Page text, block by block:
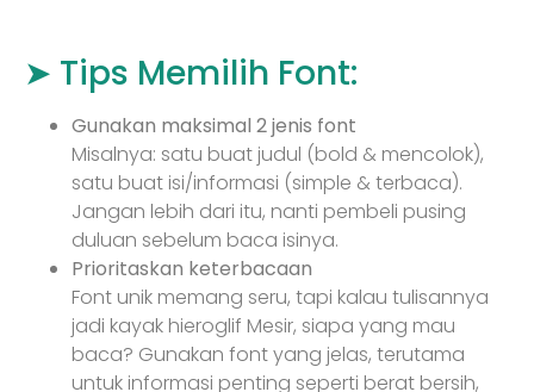
➤ Tips Memilih Font:
Gunakan maksimal 2 jenis font
Misalnya: satu buat judul (bold & mencolok),
satu buat isi/informasi (simple & terbaca).
Jangan lebih dari itu, nanti pembeli pusing
duluan sebelum baca isinya.
Prioritaskan keterbacaan
Font unik memang seru, tapi kalau tulisannya
jadi kayak hieroglif Mesir, siapa yang mau
baca? Gunakan font yang jelas, terutama
untuk informasi penting seperti berat bersih,